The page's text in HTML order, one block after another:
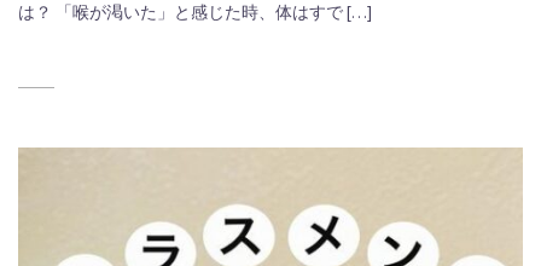
は？ 「喉が渇いた」と感じた時、体はすで […]